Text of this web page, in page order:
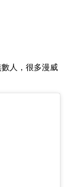
人，很多漫威